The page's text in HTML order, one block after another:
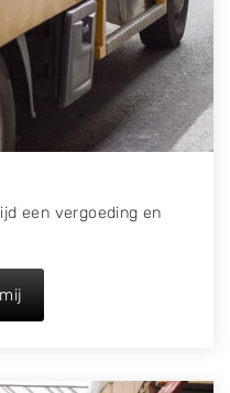
Ford, Honda, Hyundai,
Nissan, Opel,
Skoda, Suzuki, Tesla,
een vergoeding en